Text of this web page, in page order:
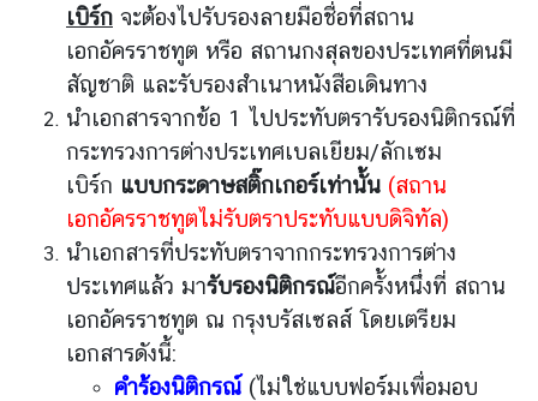
ก
อ
ง
ยุ
ป
เ
พื่
เบิร์ก จะต้องไปรับรองลายมือชื่อที่สถาน
เอกอัครราชทูต หรือ สถานกงสุลของประเทศที่ตนมี
สัญชาติ และรับรองสำเนาหนังสือเดินทาง
นำเอกสารจากข้อ 1 ไปประทับตรารับรองนิติกรณ์ที่
กระทรวงการต่างประเทศเบลเยียม/ลักเซม
เบิร์ก แบบกระดาษสติ๊กเกอร์เท่านั้น (สถาน
เอกอัครราชทูตไม่รับตราประทับแบบดิจิทัล)
นำเอกสารที่ประทับตราจากกระทรวงการต่าง
ประเทศแล้ว มารับรองนิติกรณ์อีกครั้งหนึ่งที่ สถาน
เอกอัครราชทูต ณ กรุงบรัสเซลส์ โดยเตรียม
เอกสารดังนี้:
คำร้องนิติกรณ์ (ไม่ใช่แบบฟอร์มเพื่อมอบ